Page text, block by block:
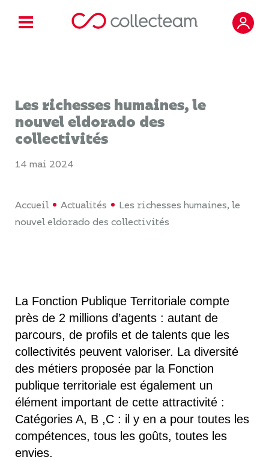
Les richesses humaines, le
nouvel eldorado des
collectivités
14 mai 2024
Accueil Actualités
Les richesses humaines, le
nouvel eldorado des collectivités
La Fonction Publique Territoriale compte
près de 2 millions d’agents : autant de
parcours, de profils et de talents que les
collectivités peuvent valoriser. La diversité
des métiers proposée par la Fonction
publique territoriale est également un
élément important de cette attractivité :
Catégories A, B ,C : il y en a pour toutes les
compétences, tous les goûts, toutes les
envies.